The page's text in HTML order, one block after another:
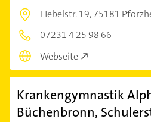
Hebelstr. 19,75181
07231 4 25 98 66
Webseite
Krankengymnastik
Büchenbronn,